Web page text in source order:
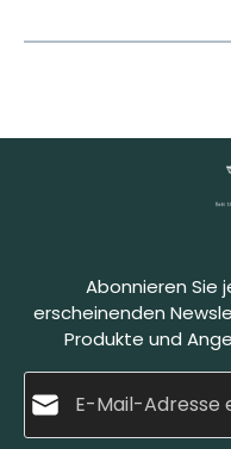
Abonnieren Sie
erscheinenden
Produkte und